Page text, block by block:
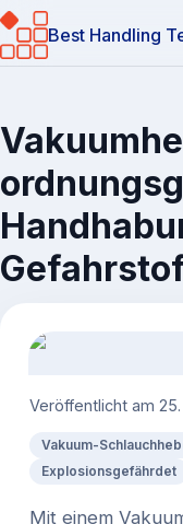
Best Handling
Veröffentlicht am
Vakuum-
Explosionsgefährdet
Mit einem